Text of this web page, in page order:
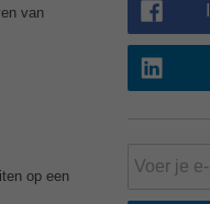
van
op een